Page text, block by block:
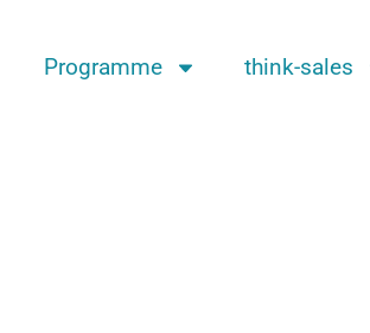
Programme think-sales